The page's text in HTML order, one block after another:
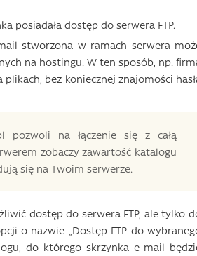
posiadała dostęp do serwera FTP.
stworzona w ramach serwera
na hostingu. W ten sposób, np.
bez koniecznej znajomości
pozwoli na łączenie się z całą
zobaczy zawartość katalogu
się na Twoim serwerze.
dostęp do serwera FTP, ale tylko
o nazwie „Dostęp FTP do
do którego skrzynka e-mail